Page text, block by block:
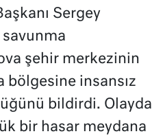
Sergey
savunma
şehir merkezinin
bölgesine insansız
bildirdi. Olayda
bir hasar meydana